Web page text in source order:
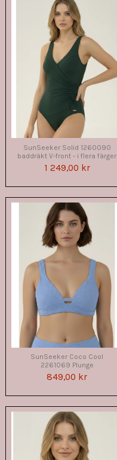
SunSeeker Solid 1260090
baddräkt V-front - i flera färger
1 249,00 kr
SunSeeker Coco Cool
2261069 Plunge
849,00 kr